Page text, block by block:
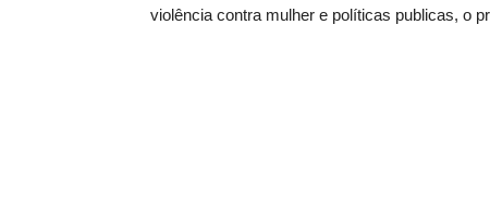
violência contra mulher e políticas publicas, o